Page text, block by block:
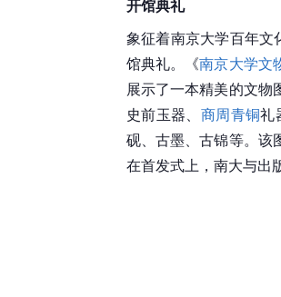
开馆典礼
象征着南京大学百年
馆典礼。《南京大学文
展示了一本精美的文物
史前玉器、 商周青铜礼
砚、古墨、古锦等。该
在首发式上，南大与出